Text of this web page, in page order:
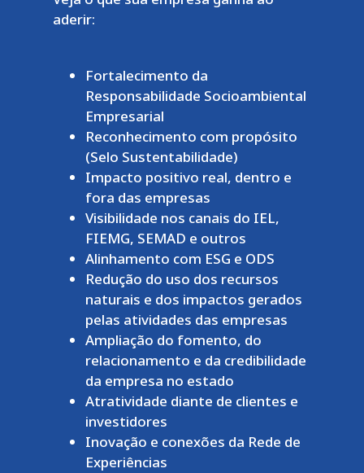
aderir:
Fortalecimento da
Responsabilidade Socioambiental
Empresarial
Reconhecimento com propósito
(Selo Sustentabilidade)
Impacto positivo real, dentro e
fora das empresas
Visibilidade nos canais do IEL,
FIEMG, SEMAD e outros
Alinhamento com ESG e ODS
Redução do uso dos recursos
naturais e dos impactos gerados
pelas atividades das empresas
Ampliação do fomento, do
relacionamento e da credibilidade
da empresa no estado
Atratividade diante de clientes e
investidores
Inovação e conexões da Rede de
Experiências